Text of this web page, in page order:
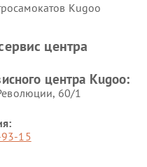
Kugoo
центра
центра Kugoo:
60/1
15